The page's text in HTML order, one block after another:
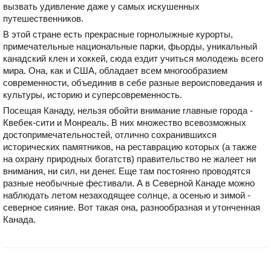
вызвать удивление даже у самых искушенных
путешественников.
В этой стране есть прекрасные горнолыжные курорты,
примечательные национальные парки, фьорды, уникальный
канадский клен и хоккей, сюда ездит учиться молодежь всего
мира. Она, как и США, обладает всем многообразием
современности, объединив в себе разные вероисповедания и
культуры, историю и суперсовременность.
Посещая Канаду, нельзя обойти внимание главные города -
Квебек-сити и Монреаль. В них множество всевозможных
достопримечательностей, отлично сохранившихся
исторических памятников, на реставрацию которых (а также
на охрану природных богатств) правительство не жалеет ни
внимания, ни сил, ни денег. Еще там постоянно проводятся
разные необычные фестивали. А в Северной Канаде можно
наблюдать летом незаходящее солнце, а осенью и зимой -
северное сияние. Вот такая она, разнообразная и утонченная
Канада.